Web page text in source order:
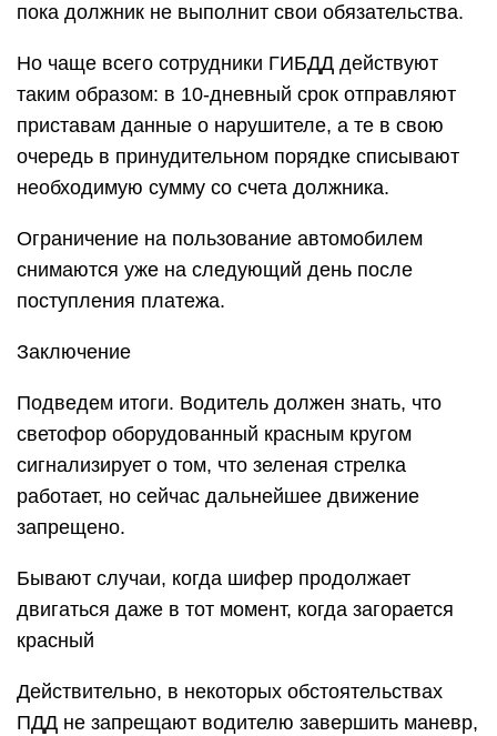
пока должник не выполнит свои обязательства.
Но чаще всего сотрудники ГИБДД действуют
таким образом: в 10-дневный срок отправляют
приставам данные о нарушителе, а те в свою
очередь в принудительном порядке списывают
необходимую сумму со счета должника.
Ограничение на пользование автомобилем
снимаются уже на следующий день после
поступления платежа.
Заключение
Подведем итоги. Водитель должен знать, что
светофор оборудованный красным кругом
сигнализирует о том, что зеленая стрелка
работает, но сейчас дальнейшее движение
запрещено.
Бывают случаи, когда шифер продолжает
двигаться даже в тот момент, когда загорается
красный
Действительно, в некоторых обстоятельствах
ПДД не запрещают водителю завершить маневр,